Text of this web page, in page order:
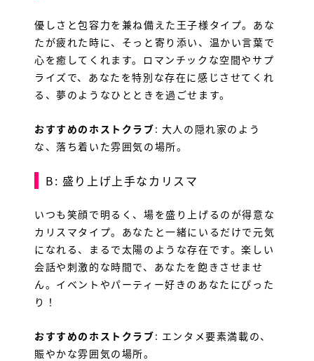
ランキング
優しさと包容力を兼ね備えた王子様タイプ。あな
たが疲れた時に、そっと寄り添い、温かい言葉で
心を癒してくれます。ロマンチックな空間やサプ
ライズで、あなたを特別な存在に感じさせてくれ
る、夢のようなひとときを過ごせます。
おすすめのホストクラブ: 大人の隠れ家のよう
な、落ち着いた雰囲気の場所。
B: 盛り上げ上手なカリスマ
いつも笑顔で明るく、場を盛り上げるのが得意な
カリスマタイプ。あなたと一緒にいるだけで元気
になれる、まるで太陽のような存在です。楽しい
会話や刺激的な時間で、あなたを飽きさせませ
ん。イベントやパーティー好きのあなたにぴった
り！
おすすめのホストクラブ: エンタメ要素満載の、
賑やかな雰囲気の場所。